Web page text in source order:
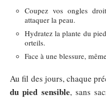
Coupez vos ongles
attaquer la peau.
Hydratez la plante du
orteils.
Face à une blessure,
Au fil des jours, chaque
du pied sensible, sans